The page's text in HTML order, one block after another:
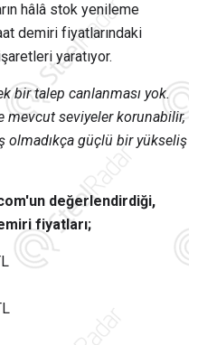
hâlâ stok yenileme
demiri fiyatlarındaki
yaratıyor.
bir talep canlanması yok.
mevcut seviyeler korunabilir,
olmadıkça güçlü bir yükseliş
değerlendirdiği,
fiyatları;